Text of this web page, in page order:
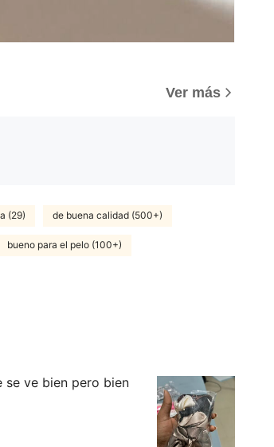
Ver más
(29) de buena calidad (500+)
bueno para el pelo (100+)
se ve bien pero bien